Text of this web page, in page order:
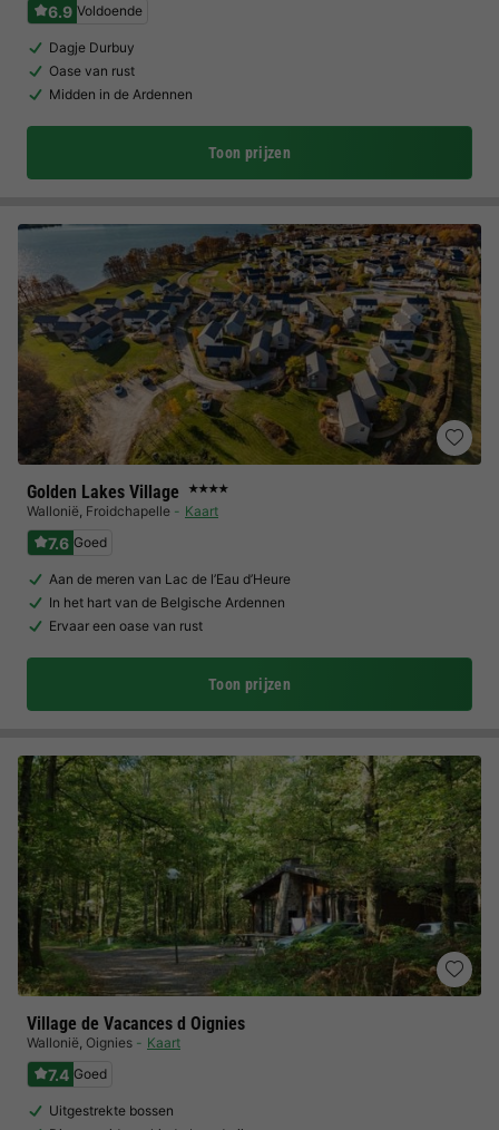
6.9 Voldoende
Dagje Durbuy
Oase van rust
Midden in de Ardennen
Toon prijzen
Golden Lakes Village ★★★★
Wallonië, Froidchapelle Kaart
7.6 Goed
Aan de meren van Lac de l’Eau d’Heure
In het hart van de Belgische Ardennen
Ervaar een oase van rust
Toon prijzen
Village de Vacances d Oignies
Wallonië, Oignies Kaart
7.4 Goed
Uitgestrekte bossen